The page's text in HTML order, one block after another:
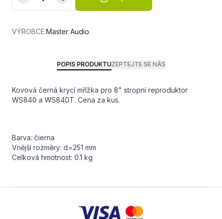
VÝROBCE:Master Audio
POPIS PRODUKTUZEPTEJTE SE NÁS
Kovová černá krycí mřížka pro 8" stropní reproduktor
WS840 a WS840T. Cena za kus.
Barva: čierna
Vnější rozměry: d=251 mm
Celková hmotnost: 0.1 kg